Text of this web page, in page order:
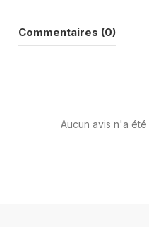
Commentaires (0)
Aucun avis n'a